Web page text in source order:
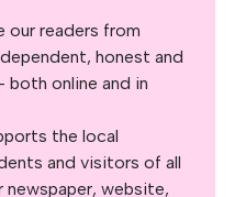
our readers from
honest and
both online and in
the local
and visitors of all
website,